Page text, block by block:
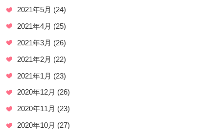
2021年5月 (24)
2021年4月 (25)
2021年3月 (26)
2021年2月 (22)
2021年1月 (23)
2020年12月 (26)
2020年11月 (23)
2020年10月 (27)